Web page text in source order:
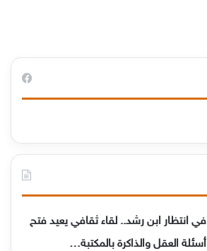
في انتظار ابن رشد.. لقاء ثقافي يعيد فتح
أسئلة العقل والذاكرة بالمكتبة…